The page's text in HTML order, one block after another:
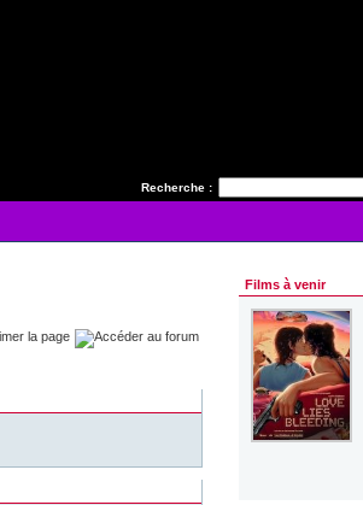
Recherche :
Films à venir